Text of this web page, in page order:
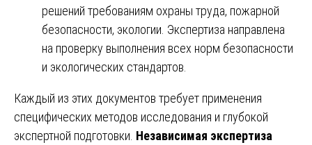
решений требованиям охраны труда, пожарной
безопасности, экологии. Экспертиза направлена
на проверку выполнения всех норм безопасности
и экологических стандартов.
Каждый из этих документов требует применения
специфических методов исследования и глубокой
экспертной подготовки. Независимая экспертиза